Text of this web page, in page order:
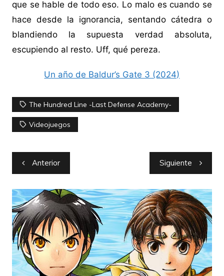
que se hable de todo eso. Lo malo es cuando se
hace desde la ignorancia, sentando cátedra o
blandiendo la supuesta verdad absoluta,
escupiendo al resto. Uff, qué pereza.
Un año de Baldur’s Gate 3 (2024)
The Hundred Line -Last Defense Academy-
Videojuegos
Navegación
de
entradas
Anterior Siguiente